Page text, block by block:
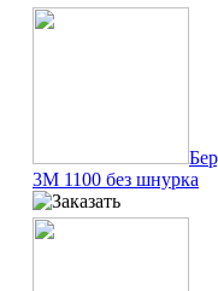
3М 1100 без шнурка